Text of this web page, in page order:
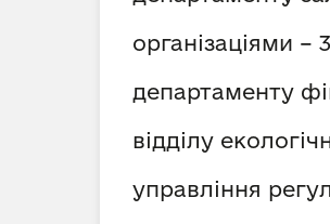
організаціями –
департаменту
відділу
управління